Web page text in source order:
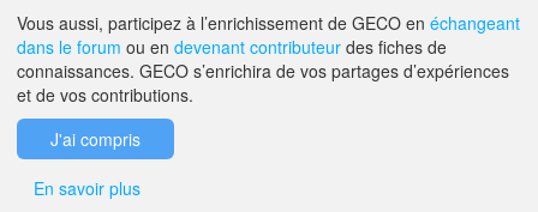
A PROPOS DE GECO AIDE
F.A.Q.
Vous aussi, participez à l’enrichissement de GECO en échangeant
dans le forum ou en devenant contributeur des fiches de
connaissances. GECO s’enrichira de vos partages d’expériences
et de vos contributions.
J'ai compris
En savoir plus